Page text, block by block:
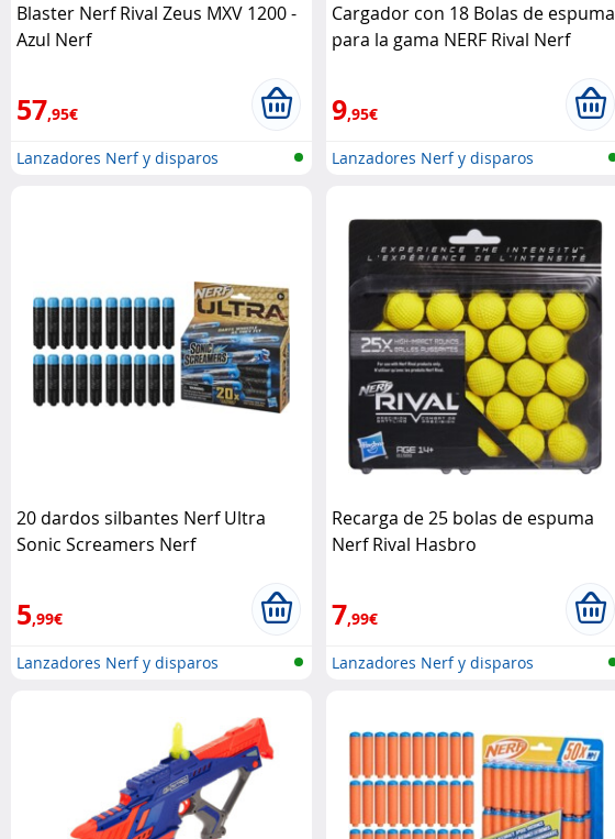
Blaster Nerf Rival Zeus MXV 1200 -
Azul Nerf
57,95€
Lanzadores Nerf y disparos
Cargador con 18 Bolas de espuma
para la gama NERF Rival Nerf
9,95€
Lanzadores Nerf y disparos
20 dardos silbantes Nerf Ultra
Sonic Screamers Nerf
5,99€
Lanzadores Nerf y disparos
Recarga de 25 bolas de espuma
Nerf Rival Hasbro
7,99€
Lanzadores Nerf y disparos